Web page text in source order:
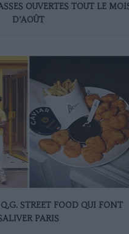
OUVERTES TOUT LE
D’AOÛT
STREET FOOD QUI FONT
PARIS